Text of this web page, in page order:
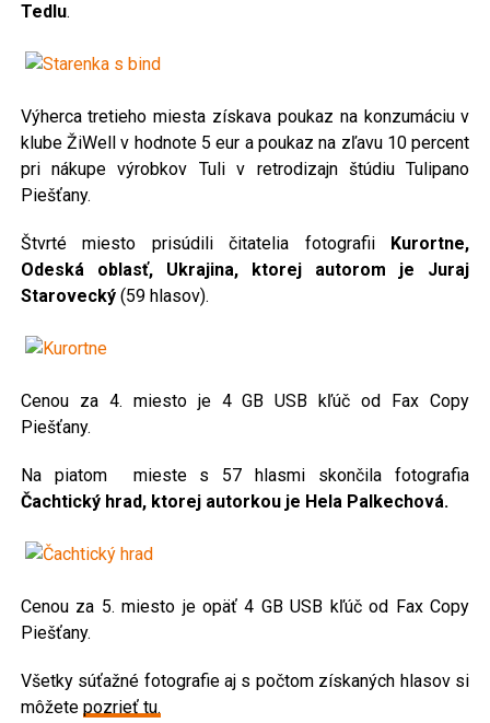
Tedlu.
Výherca tretieho miesta získava poukaz na konzumáciu v
klube ŽiWell v hodnote 5 eur a poukaz na zľavu 10 percent
pri nákupe výrobkov Tuli v retrodizajn štúdiu Tulipano
Piešťany.
Štvrté miesto prisúdili čitatelia fotografii
Kurortne,
Odeská oblasť, Ukrajina, ktorej autorom je Juraj
Starovecký(59 hlasov).
Cenou za 4. miesto je 4 GB USB kľúč od Fax Copy
Piešťany.
Na piatom mieste s 57 hlasmi skončila fotografia
Čachtický hrad, ktorej autorkou je Hela Palkechová.
Cenou za 5. miesto je opäť 4 GB USB kľúč od Fax Copy
Piešťany.
Všetky súťažné fotografie aj s počtom získaných hlasov si
môžete pozrieť tu.